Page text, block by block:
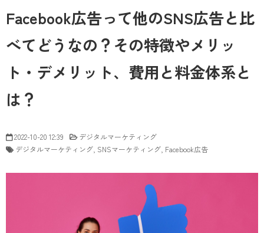
Facebook広告って他のSNS広告と比
べてどうなの？その特徴やメリッ
ト・デメリット、費用と料金体系と
は？
2022-10-20 12:39
デジタルマーケティング
デジタルマーケティング SNSマーケティング Facebook広告